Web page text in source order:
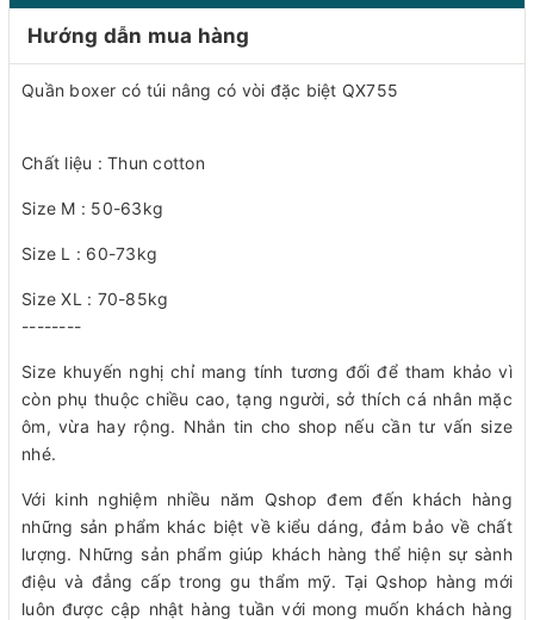
Hướng dẫn mua hàng
Quần boxer có túi nâng có vòi đặc biệt QX755
Chất liệu : Thun cotton
Size M : 50-63kg
Size L : 60-73kg
Size XL : 70-85kg
--------
Size khuyến nghị chỉ mang tính tương đối để tham khảo vì
còn phụ thuộc chiều cao, tạng người, sở thích cá nhân mặc
ôm, vừa hay rộng. Nhắn tin cho shop nếu cần tư vấn size
nhé.
Với kinh nghiệm nhiều năm Qshop đem đến khách hàng
những sản phẩm khác biệt về kiểu dáng, đảm bảo về chất
lượng. Những sản phẩm giúp khách hàng thể hiện sự sành
điệu và đẳng cấp trong gu thẩm mỹ. Tại Qshop hàng mới
luôn được cập nhật hàng tuần với mong muốn khách hàng